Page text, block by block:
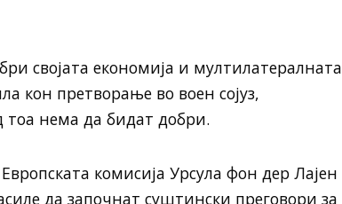
својата економија и мултилатералната
кон претворање во воен сојуз,
тоа нема да бидат добри.
комисија Урсула фон дер Лајен
да започнат суштински преговори за